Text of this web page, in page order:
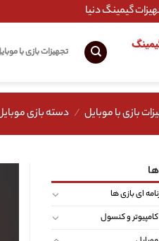
گیمینگ دنیا
تجهیزات بازی با
بازی با موبایل / دسته بازی
ای بازی ها
و کنسول